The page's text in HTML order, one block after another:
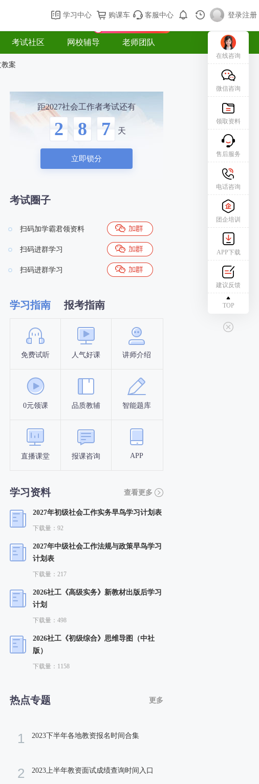
购课车 登录/注册
学习中心 购课车 客服中心 登录|注册
考试社区 网校辅导 老师团队
案
距2027社会工作者考试还有
2 8 7 天
立即锁分
考试圈子
扫码加学霸君领资料
扫码进群学习
扫码进群学习
学习指南 报考指南
免费试听 人气好课 讲师介绍
0元领课 品质教辅 智能题库
直播课堂 报课咨询 APP
学习资料 查看更多
2027年初级社会工作实务早鸟学习计划表
下载量：92
2027年中级社会工作法规与政策早鸟学习
计划表
下载量：217
2026社工《高级实务》新教材出版后学习
计划
下载量：498
2026社工《初级综合》思维导图（中社
版）
下载量：1158
热点专题 更多
1 2023下半年各地教资报名时间合集
2 2023上半年教资面试成绩查询时间入口
在线咨询
微信咨询
领取资料
售后服务
电话咨询
团企培训
APP下载
建议反馈
TOP